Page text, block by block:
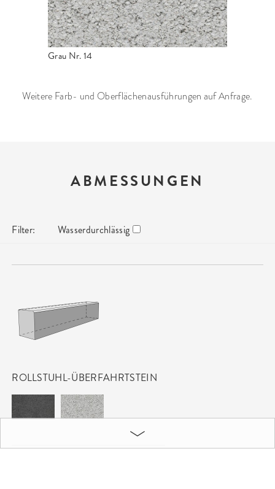
Grau Nr. 14
Weitere Farb- und Oberflächenausführungen auf Anfrage.
ABMESSUNGEN
Filter: Wasserdurchlässig
ROLLSTUHL-ÜBERFAHRTSTEIN